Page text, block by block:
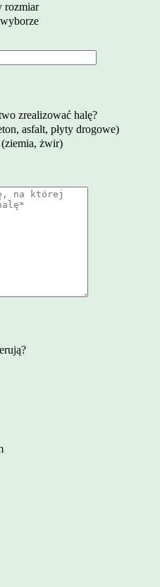
rozmiar
zrealizować halę?
asfalt, płyty drogowe)
żwir)